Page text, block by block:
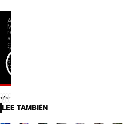
LEE TAMBIÉN